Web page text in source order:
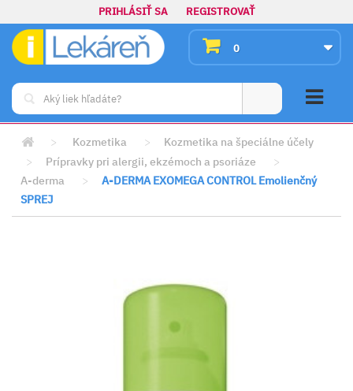
PRIHLÁSIŤ SA REGISTROVAŤ
0
> Kozmetika >
Kozmetika na špeciálne účely
>
Prípravky pri alergii, ekzémoch a psoriáze
>
A-derma
>
A-DERMA EXOMEGA CONTROL Emolienčný
SPREJ